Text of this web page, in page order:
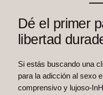
Dé el primer
libertad
Si estás buscando una
para la adicción al sexo
comprensivo y lujoso-